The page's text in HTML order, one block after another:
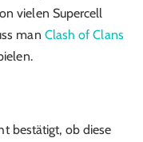
vielen Supercell
man Clash of Clans
bestätigt, ob diese